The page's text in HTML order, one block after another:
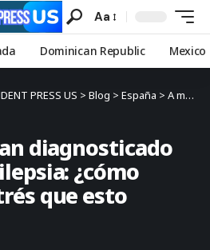
Aa
Dominican Republic Mexico
PRESS US > Blog > España > A mi hijo le han diagnosticado autismo y epilepsia: ¿cómo manejo el estrés que esto genera?
diagnosticado
¿cómo
que esto